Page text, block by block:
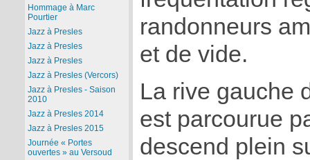
randonneurs
et de vide.
La rive gauche
est parcourue
descend plein
Hommage à Marc
Pourtier
Jazz à Presles
Jazz à Presles
Jazz à Presles
Jazz à Presles (Vercors)
Jazz à Presles - Saison
2010
Jazz à Presles 2014
Jazz à Presles 2015
Journée « Portes
ouvertes » au Versoud